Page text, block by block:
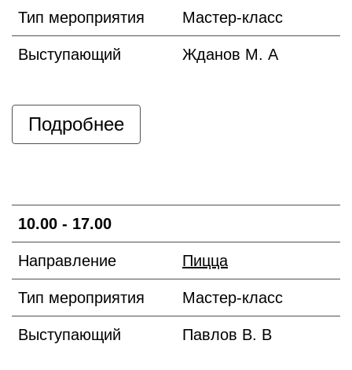
Тип мероприятия Мастер-класс
Выступающий Жданов М. А
Подробнее
10.00 - 17.00
Направление Пицца
Тип мероприятия Мастер-класс
Выступающий Павлов В. В